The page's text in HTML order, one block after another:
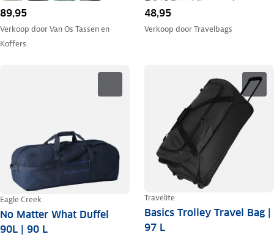
89,95
Verkoop doorVan Os Tassen en
Koffers
48,95
Verkoop doorTravelbags
Eagle Creek
No Matter What Duffel
90L | 90 L
Travelite
Basics Trolley Travel Bag |
97 L